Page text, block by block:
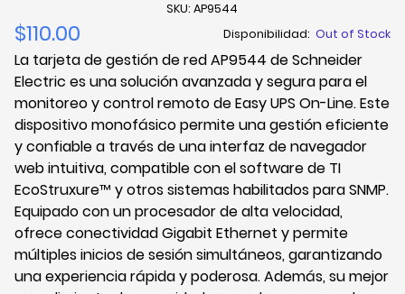
SKU: AP9544
$110.00 Disponibilidad: Out of Stock
La tarjeta de gestión de red AP9544 de Schneider
Electric es una solución avanzada y segura para el
monitoreo y control remoto de Easy UPS On-Line. Este
dispositivo monofásico permite una gestión eficiente
y confiable a través de una interfaz de navegador
web intuitiva, compatible con el software de TI
EcoStruxure™ y otros sistemas habilitados para SNMP.
Equipado con un procesador de alta velocidad,
ofrece conectividad Gigabit Ethernet y permite
múltiples inicios de sesión simultáneos, garantizando
una experiencia rápida y poderosa. Además, su mejor